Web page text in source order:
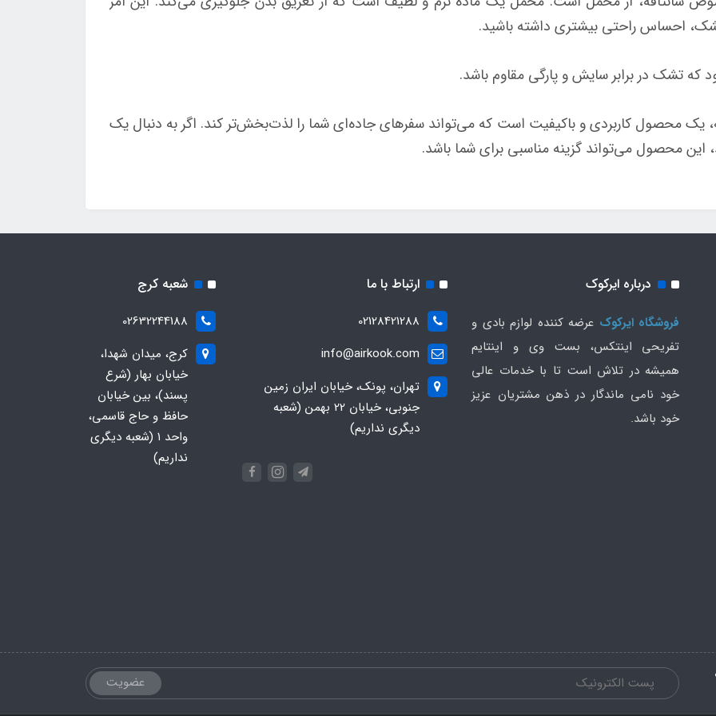
احساس راحتی بیشتری داشته باشید.
تشک در برابر سایش و پارگی مقاوم باشد.
محصول کاربردی و باکیفیت است که می‌تواند سفرهای جاده‌ای شما را لذت‌بخش‌تر کند. اگر به دنبال یک
محصول می‌تواند گزینه مناسبی برای شما باشد.
درباره ایرکوک
فروشگاه ایرکوک عرضه کننده لوازم بادی و
تفریحی اینتکس، بست وی و اینتایم
همیشه در تلاش است تا با خدمات عالی
خود نامی ماندگار در ذهن مشتریان عزیز
خود باشد.
ارتباط با ما
02128421288
info@airkook.com
تهران، پونک، خیابان ایران زمین
جنوبی، خیابان 22 بهمن (شعبه
دیگری نداریم)
شعبه کرج
02632244188
کرج، میدان شهدا،
خیابان بهار (شرع
پسند)، بین خیابان
حافظ و حاج قاسمی،
واحد ۱ (شعبه دیگری
نداریم)
عضویت